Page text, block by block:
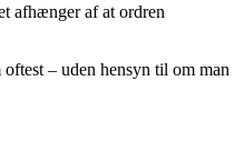
afhænger af at ordren
– uden hensyn til om man